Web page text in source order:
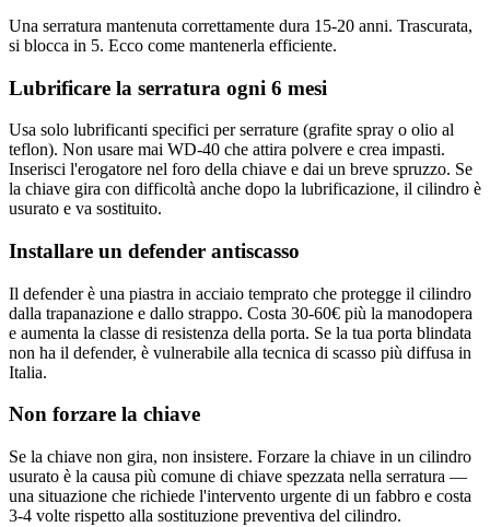
Una serratura mantenuta correttamente dura 15-20 anni. Trascurata,
si blocca in 5. Ecco come mantenerla efficiente.
Lubrificare la serratura ogni 6 mesi
Usa solo lubrificanti specifici per serrature (grafite spray o olio al
teflon). Non usare mai WD-40 che attira polvere e crea impasti.
Inserisci l'erogatore nel foro della chiave e dai un breve spruzzo. Se
la chiave gira con difficoltà anche dopo la lubrificazione, il cilindro è
usurato e va sostituito.
Installare un defender antiscasso
Il defender è una piastra in acciaio temprato che protegge il cilindro
dalla trapanazione e dallo strappo. Costa 30-60€ più la manodopera
e aumenta la classe di resistenza della porta. Se la tua porta blindata
non ha il defender, è vulnerabile alla tecnica di scasso più diffusa in
Italia.
Non forzare la chiave
Se la chiave non gira, non insistere. Forzare la chiave in un cilindro
usurato è la causa più comune di chiave spezzata nella serratura —
una situazione che richiede l'intervento urgente di un fabbro e costa
3-4 volte rispetto alla sostituzione preventiva del cilindro.